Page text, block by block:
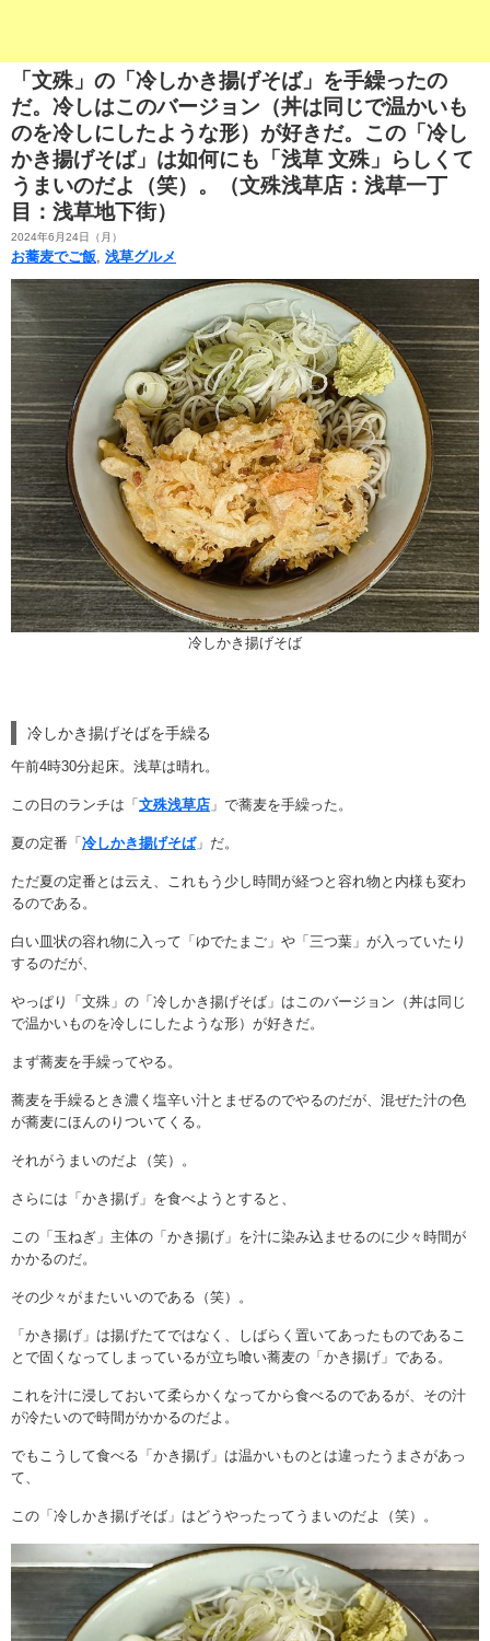
「文殊」の「冷しかき揚げそば」を手繰ったの
だ。冷しはこのバージョン（丼は同じで温かいも
のを冷しにしたような形）が好きだ。この「冷し
かき揚げそば」は如何にも「浅草 文殊」らしくて
うまいのだよ（笑）。（文殊浅草店：浅草一丁
目：浅草地下街）
2024年6月24日（月）
お蕎麦でご飯, 浅草グルメ
冷しかき揚げそば
冷しかき揚げそばを手繰る
午前4時30分起床。浅草は晴れ。
この日のランチは「文殊浅草店 」で蕎麦を手繰った。
夏の定番「冷しかき揚げそば」だ。
ただ夏の定番とは云え、これもう少し時間が経つと容れ物と内様も変わ
るのである。
白い皿状の容れ物に入って「ゆでたまご」や「三つ葉」が入っていたり
するのだが、
やっぱり「文殊」の「冷しかき揚げそば」はこのバージョン（丼は同じ
で温かいものを冷しにしたような形）が好きだ。
まず蕎麦を手繰ってやる。
蕎麦を手繰るとき濃く塩辛い汁とまぜるのでやるのだが、混ぜた汁の色
が蕎麦にほんのりついてくる。
それがうまいのだよ（笑）。
さらには「かき揚げ」を食べようとすると、
この「玉ねぎ」主体の「かき揚げ」を汁に染み込ませるのに少々時間が
かかるのだ。
その少々がまたいいのである（笑）。
「かき揚げ」は揚げたてではなく、しばらく置いてあったものであるこ
とで固くなってしまっているが立ち喰い蕎麦の「かき揚げ」である。
これを汁に浸しておいて柔らかくなってから食べるのであるが、その汁
が冷たいので時間がかかるのだよ。
でもこうして食べる「かき揚げ」は温かいものとは違ったうまさがあっ
て、
この「冷しかき揚げそば」はどうやったってうまいのだよ（笑）。